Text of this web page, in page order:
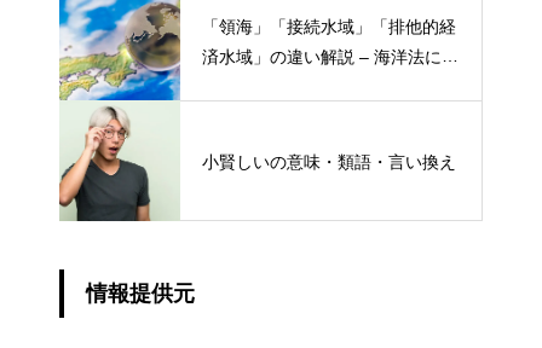
「領海」「接続水域」「排他的経
済水域」の違い解説 – 海洋法にお
小賢しいの意味・類語・言い換え
情報提供元